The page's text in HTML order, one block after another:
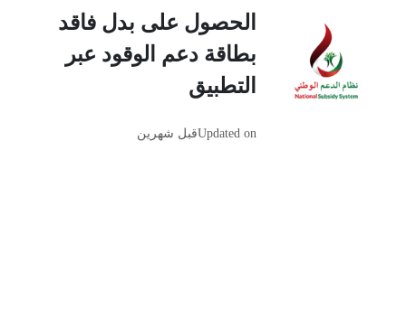
الحصول على بدل فاقد
بطاقة دعم الوقود عبر
التطبيق
Updated onقبل شهرين